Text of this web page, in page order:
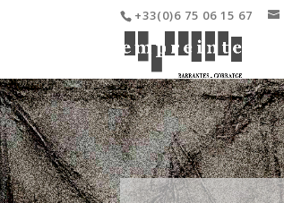
+33(0)6 75 06 15 67